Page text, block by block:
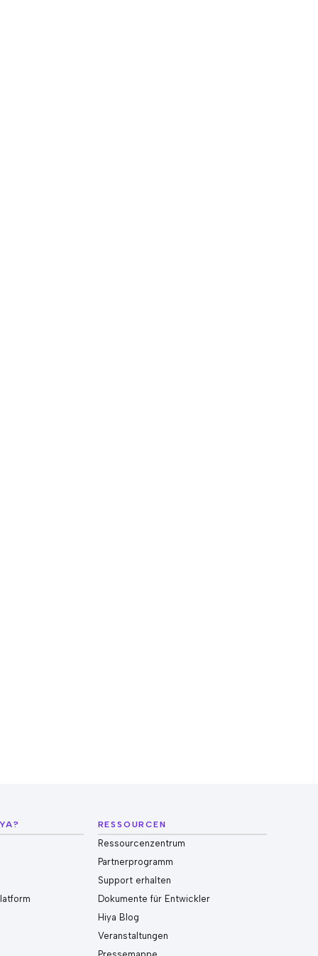
RESSOURCEN
Ressourcenzentrum
Partnerprogramm
Support erhalten
Dokumente für Entwickler
Hiya Blog
Veranstaltungen